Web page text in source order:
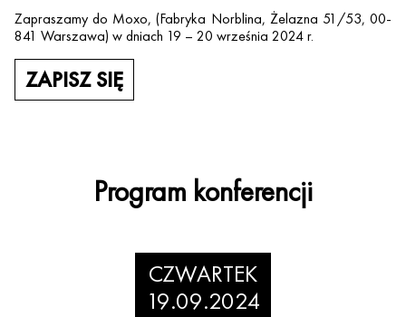
Zapraszamy do Moxo, (Fabryka Norblina, Żelazna 51/53, 00-
841 Warszawa) w dniach 19 – 20 września 2024 r.
ZAPISZ SIĘ
Program konferencji
CZWARTEK
19.09.2024